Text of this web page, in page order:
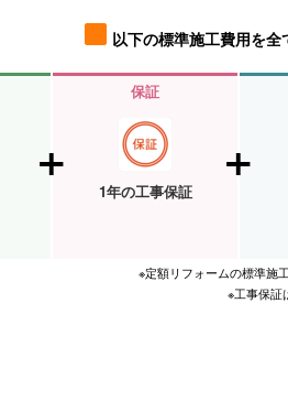
以下の標準施工費用を全
保証
1年の工事保証
※定額リフォームの標準施
※工事保証